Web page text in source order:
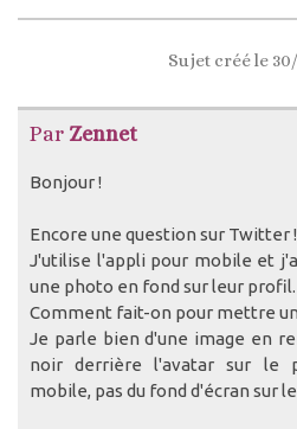
Sujet créé le
Par Zennet
Bonjour !
Encore une question sur Twitter !
J'utilise l'appli pour mobile et
une photo en fond sur leur profil.
Comment fait-on pour mettre
Je parle bien d'une image en
noir derrière l'avatar sur le
mobile, pas du fond d'écran sur